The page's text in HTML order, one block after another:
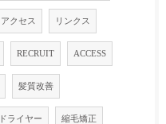
アクセス リンクス
RECRUIT ACCESS
髪質改善
ドライヤー 縮毛矯正